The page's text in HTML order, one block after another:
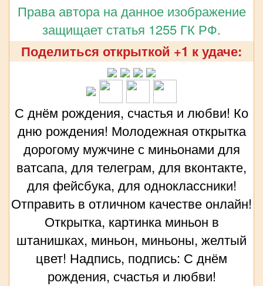
Права автора на данное изображение
защищает статья 1255 ГК РФ.
Поделиться открыткой +1 к удаче:
С днём рождения, счастья и любви! Ко
дню рождения! Молодежная открытка
дорогому мужчине с миньонами для
ватсапа, для телеграм, для вконтакте,
для фейсбука, для одноклассники!
Отправить в отличном качестве онлайн!
Открытка, картинка миньон в
штанишках, миньон, миньоны, желтый
цвет! Надпись, подпись: С днём
рождения, счастья и любви!